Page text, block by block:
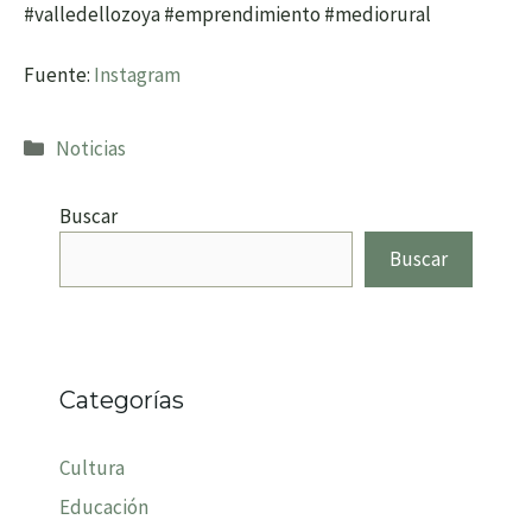
#valledellozoya #emprendimiento #mediorural
Fuente: Instagram
Categorías
Noticias
Buscar
Buscar
Categorías
Cultura
Educación